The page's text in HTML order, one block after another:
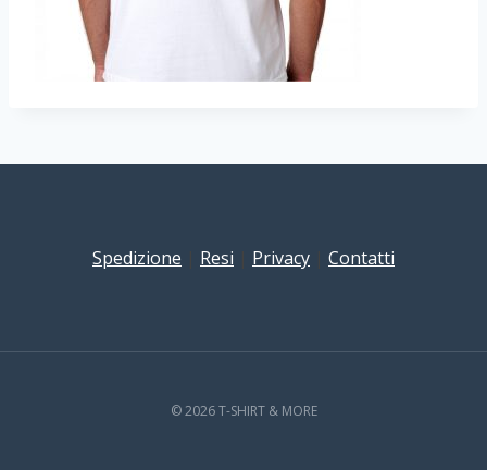
Spedizione Resi Privacy Contatti
© 2026 T-SHIRT & MORE